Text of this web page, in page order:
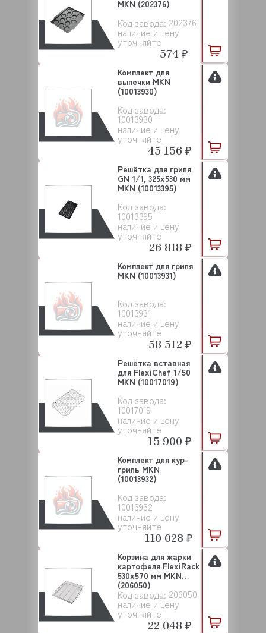
Код завода: 202376
наличие и цену
уточняйте
MKN (202376)
574 ₽
Код завода:
10013930
наличие и цену
уточняйте
Комплект для
выпечки MKN
(10013930)
45 156 ₽
Код завода:
10013395
наличие и цену
уточняйте
Решётка для гриля
GN 1/1, 325x530 мм
MKN (10013395)
26 818 ₽
Код завода:
10013931
наличие и цену
уточняйте
Комплект для гриля
MKN (10013931)
58 512 ₽
Код завода:
10017019
наличие и цену
уточняйте
Решётка вставная
для FlexiChef 1/50
MKN (10017019)
15 900 ₽
Код завода:
10013932
наличие и цену
уточняйте
Комплект для кур-
гриль MKN
(10013932)
110 028 ₽
Код завода: 206050
наличие и цену
уточняйте
Корзина для жарки
картофеля FlexiRack
530x570 мм MKN
(206050)
22 048 ₽